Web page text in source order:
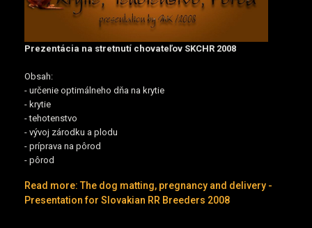
Prezentácia na stretnutí chovateľov SKCHR 2008
Obsah:
- určenie optimálneho dňa na krytie
- krytie
- tehotenstvo
- vývoj zárodku a plodu
- príprava na pôrod
- pôrod
Read more: The dog matting, pregnancy and delivery -
Presentation for Slovakian RR Breeders 2008